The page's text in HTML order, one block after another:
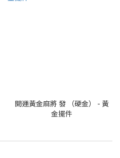
開運黃金麻將 發 （硬金） - 黃
金擺件